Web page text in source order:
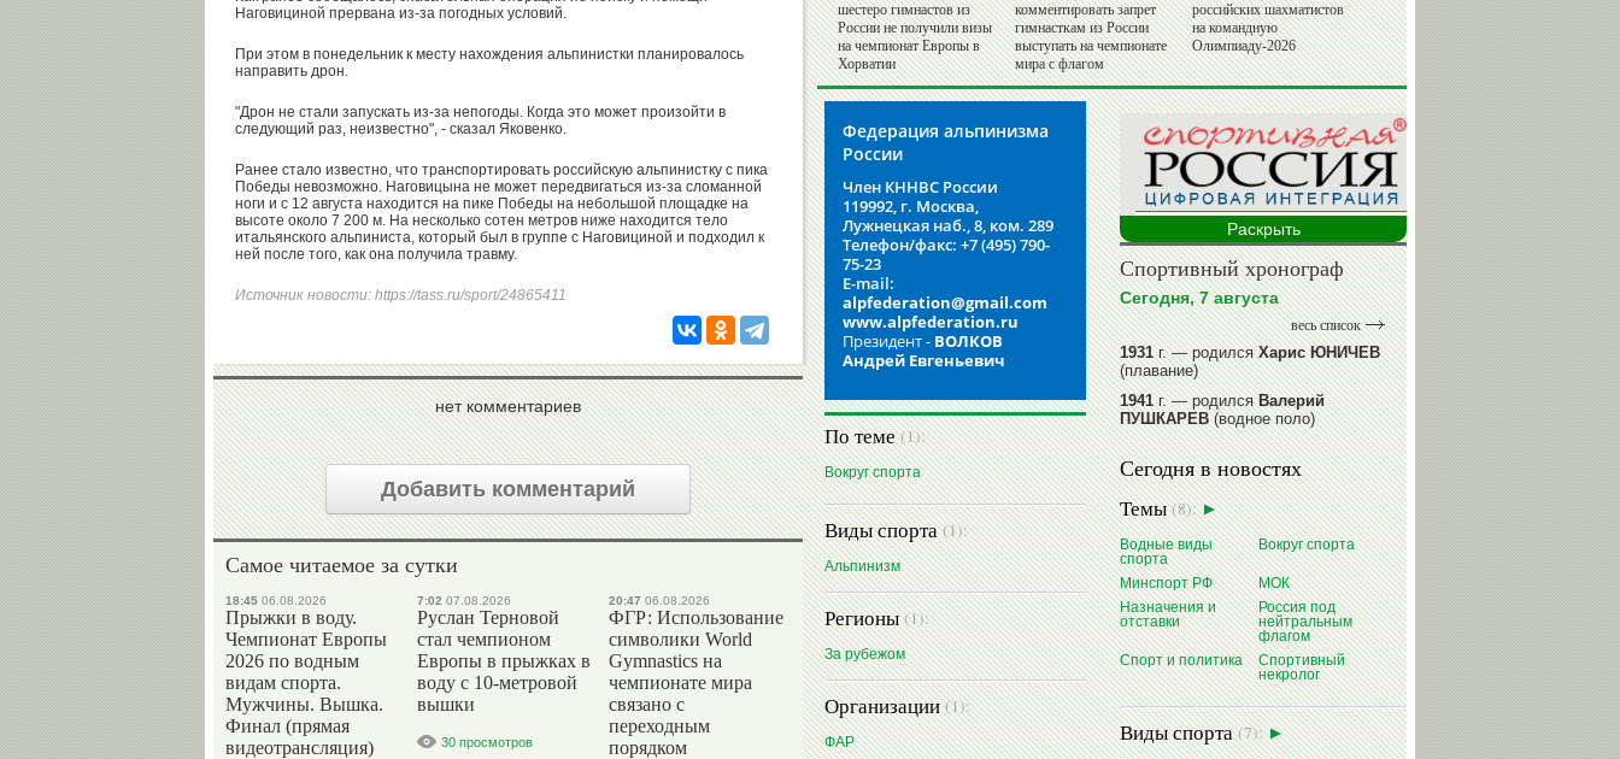
Наговициной прервана из-за погодных условий.
При этом в понедельник к месту нахождения альпинистки планировалось
направить дрон.
"Дрон не стали запускать из-за непогоды. Когда это может произойти в
следующий раз, неизвестно", - сказал Яковенко.
Ранее стало известно, что транспортировать российскую альпинистку с пика
Победы невозможно. Наговицына не может передвигаться из-за сломанной
ноги и с 12 августа находится на пике Победы на небольшой площадке на
высоте около 7 200 м. На несколько сотен метров ниже находится тело
итальянского альпиниста, который был в группе с Наговициной и подходил к
ней после того, как она получила травму.
Источник новости: https://tass.ru/sport/24865411
нет комментариев
Добавить комментарий
Самое читаемое за сутки
18:45 06.08.2026
Прыжки в воду.
Чемпионат Европы
2026 по водным
видам спорта.
Мужчины. Вышка.
Финал (прямая
видеотрансляция)
7:02 07.08.2026
Руслан Терновой
стал чемпионом
Европы в прыжках в
воду с 10-метровой
вышки
30 просмотров
20:47 06.08.2026
ФГР: Использование
символики World
Gymnastics на
чемпионате мира
связано с
переходным
порядком
шестеро гимнастов из
России не получили визы
на чемпионат Европы в
Хорватии
комментировать запрет
гимнасткам из России
выступать на чемпионате
мира с флагом
российских шахматистов
на командную
Олимпиаду-2026
Федерация альпинизма
России
Член КННВС России
119992, г. Москва,
Лужнецкая наб., 8, ком. 289
Телефон/факс: +7 (495) 790-
75-23
E-mail:
alpfederation@gmail.com
www.alpfederation.ru
Президент - ВОЛКОВ
Андрей Евгеньевич
По теме(1):
Вокруг спорта
Виды спорта(1):
Альпинизм
Регионы(1):
За рубежом
Организации(1):
ФАР
Раскрыть
Спортивный хронограф
Сегодня, 7 августа
весь список
1931г. — родилсяХарис ЮНИЧЕВ
(плавание)
1941г. — родилсяВалерий
ПУШКАРЕВ(водное поло)
1947г. — родилсяВалерий
ИЛЬИНЫХ(гимнастика спортивная)
1954г. — родилсяВалерий
ГАЗЗАЕВ(футбол)
1956г. — родилсяВладимир
РЫБАКОВ(легкая атлетика)
читать далее
Сегодня в новостях
Темы(8):
Водные виды
спорта
Вокруг спорта
Минспорт РФ
МОК
Назначения и
отставки
Россия под
нейтральным
флагом
Спорт и политика
Спортивный
некролог
Виды спорта(7):